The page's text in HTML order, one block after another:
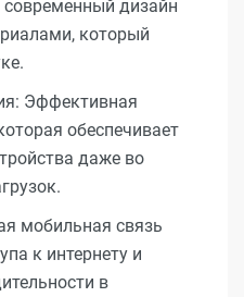
дизайн
который
Эффективная
обеспечивает
даже во
мобильная связь
к интернету и
в